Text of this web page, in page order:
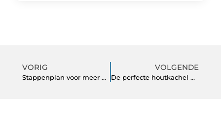
VORIG
Stappenplan voor meer wooncomfort en buitenplezier
VOLGENDE
De perfecte houtkachel binnen vinden